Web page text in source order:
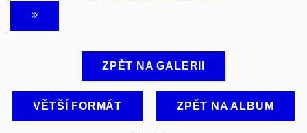
ZPĚT NA GALERII
VĚTŠÍ FORMÁT ZPĚT NA ALBUM